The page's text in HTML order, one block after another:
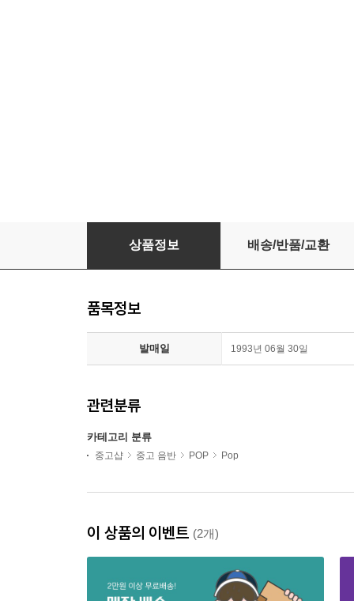
Jeremy Jordan - Try My Love [1993년 한국
상품정보 배송/반품/교환
품목정보
발매일 1993년 06월 30일
관련분류
카테고리 분류
중고샵 중고 음반 POP Pop
이 상품의 이벤트 (2개)